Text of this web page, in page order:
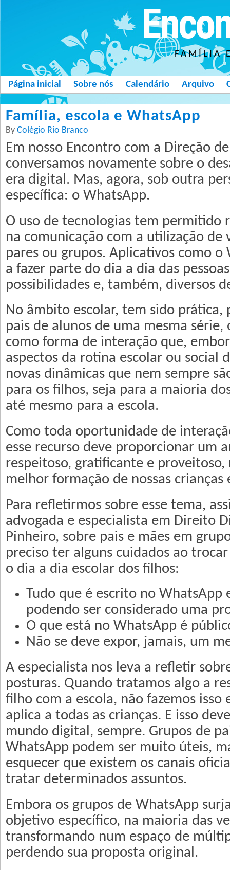
FAMÍLIA
Página inicial Sobre nós Calendário Arquivo
Família, escola e WhatsApp
By Colégio Rio Branco
Em nosso Encontro com a Direção
conversamos novamente sobre o
era digital. Mas, agora, sob outra
específica: o WhatsApp.
O uso de tecnologias tem permitido
na comunicação com a utilização de
pares ou grupos. Aplicativos como o
a fazer parte do dia a dia das
possibilidades e, também, diversos
No âmbito escolar, tem sido prática,
pais de alunos de uma mesma série,
como forma de interação que,
aspectos da rotina escolar ou social
novas dinâmicas que nem sempre
para os filhos, seja para a maioria
até mesmo para a escola.
Como toda oportunidade de
esse recurso deve proporcionar um
respeitoso, gratificante e proveitoso,
melhor formação de nossas crianças
Para refletirmos sobre esse tema,
advogada e especialista em Direito
Pinheiro, sobre pais e mães em
preciso ter alguns cuidados ao
o dia a dia escolar dos filhos:
Tudo que é escrito no WhatsApp
podendo ser considerado uma
O que está no WhatsApp é
Não se deve expor, jamais, um
A especialista nos leva a refletir
posturas. Quando tratamos algo a
filho com a escola, não fazemos isso
aplica a todas as crianças. E isso
mundo digital, sempre. Grupos de
WhatsApp podem ser muito úteis,
esquecer que existem os canais
tratar determinados assuntos.
Embora os grupos de WhatsApp
objetivo específico, na maioria das
transformando num espaço de
perdendo sua proposta original.